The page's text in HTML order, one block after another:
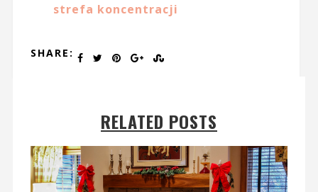
strefa koncentracji
SHARE:
RELATED POSTS